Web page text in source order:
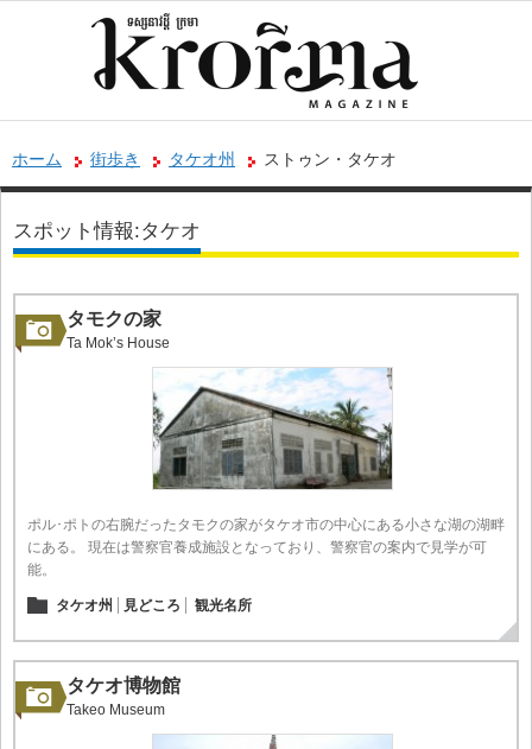
ホーム 街歩き タケオ州 ストゥン・タケオ
スポット情報:タケオ
タモクの家
Ta Mok’s House
ポル･ポトの右腕だったタモクの家がタケオ市の中心にある小さな湖の湖畔
にある。 現在は警察官養成施設となっており、警察官の案内で見学が可
能。
タケオ州 見どころ 観光名所
タケオ博物館
Takeo Museum